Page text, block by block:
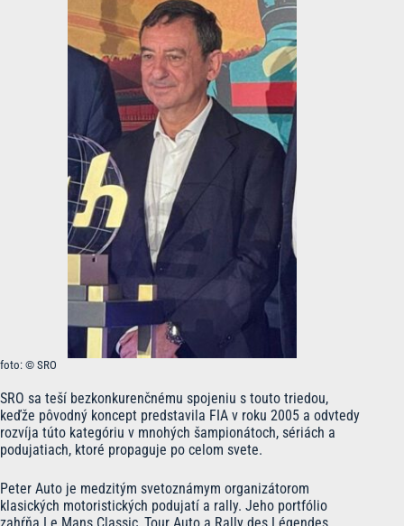
foto: © SRO
SRO sa teší bezkonkurenčnému spojeniu s touto triedou,
keďže pôvodný koncept predstavila FIA v roku 2005 a odvtedy
rozvíja túto kategóriu v mnohých šampionátoch, sériách a
podujatiach, ktoré propaguje po celom svete.
Peter Auto je medzitým svetoznámym organizátorom
klasických motoristických podujatí a rally. Jeho portfólio